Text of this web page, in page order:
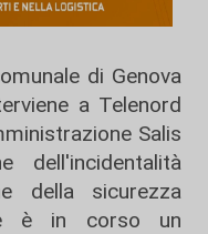
di Genova
a Telenord
Salis
dell'incidentalità
della sicurezza
è in corso un